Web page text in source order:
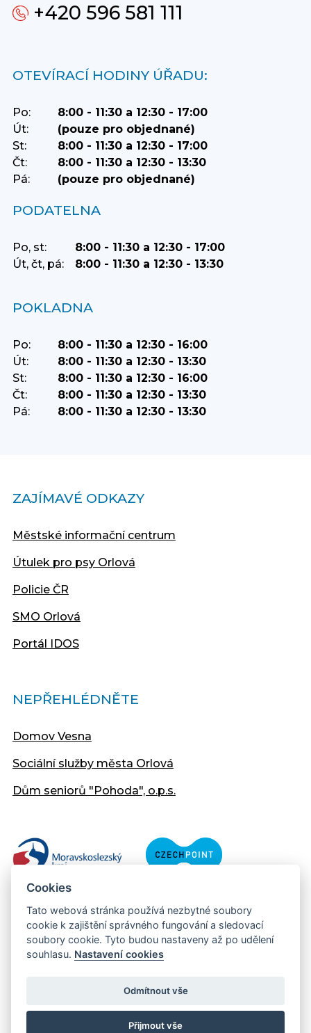
+420 596 581 111
OTEVÍRACÍ HODINY ÚŘADU:
Po:
8:00 - 11:30 a 12:30 - 17:00
Út:
(pouze pro objednané)
St:
8:00 - 11:30 a 12:30 - 17:00
Čt:
8:00 - 11:30 a 12:30 - 13:30
Pá:
(pouze pro objednané)
PODATELNA
Po, st:
8:00 - 11:30 a 12:30 - 17:00
Út, čt, pá:
8:00 - 11:30 a 12:30 - 13:30
POKLADNA
Po:
8:00 - 11:30 a 12:30 - 16:00
Út:
8:00 - 11:30 a 12:30 - 13:30
St:
8:00 - 11:30 a 12:30 - 16:00
Čt:
8:00 - 11:30 a 12:30 - 13:30
Pá:
8:00 - 11:30 a 12:30 - 13:30
ZAJÍMAVÉ ODKAZY
Městské informační centrum
Útulek pro psy Orlová
Policie ČR
SMO Orlová
Portál IDOS
NEPŘEHLÉDNĚTE
Domov Vesna
Sociální služby města Orlová
Dům seniorů "Pohoda", o.p.s.
Copyright © 2013 - 2026 Městský úřad Orlová
Cookies
Tato webová stránka používá nezbytné soubory
cookie k zajištění správného fungování a sledovací
soubory cookie. Tyto budou nastaveny až po udělení
souhlasu. Nastavení cookies
Odmítnout vše
Přijmout vše